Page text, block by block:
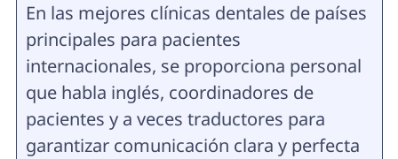
En las mejores clínicas dentales de países
principales para pacientes
internacionales, se proporciona personal
que habla inglés, coordinadores de
pacientes y a veces traductores para
garantizar comunicación clara y perfecta